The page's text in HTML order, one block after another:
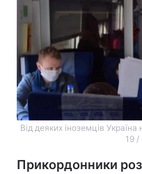
Від деяких іноземців
19
Прикордонники